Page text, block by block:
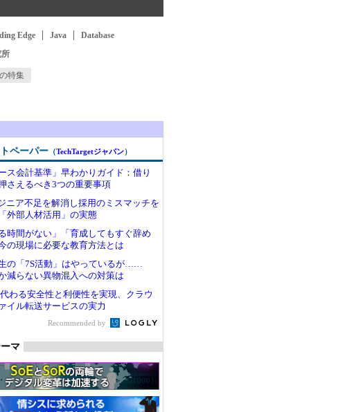
Edge Java
Database
所
特集
ペーパー （TechTargetジャパン）
ス会計基準」早わかりガイド：借り
さえるべき3つの重要事項
ニア不足を解消し採用のミスマッチを
外部人材活用」の実態
時間がない」「育成してもすぐ辞め
現場に必要な教育方法とは
の「7S活動」はやっているが……
減らない異物混入への対策は
代わる安全性と利便性を実現、クラウ
イル転送サービスの実力
Recommended by
マ